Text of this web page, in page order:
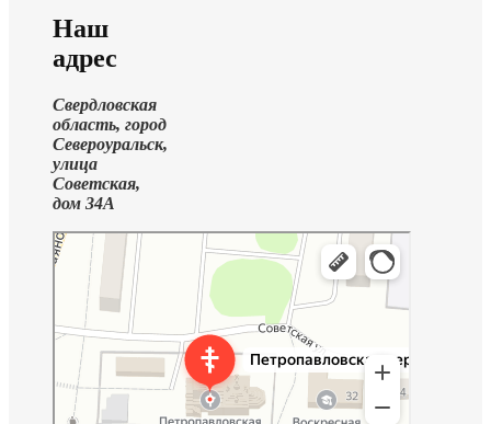
Наш
адрес
Свердловская
область, город
Североуральск,
улица
Советская,
дом 34А